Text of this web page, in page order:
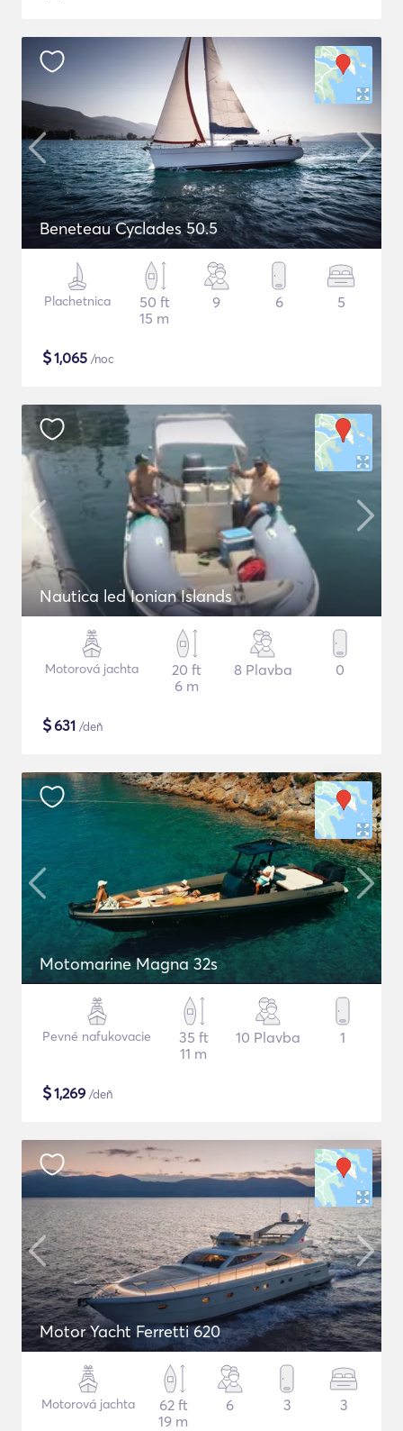
Beneteau Cyclades 50.5
Plachetnica
50 ft
15 m
9 6 5
$1,065 /noc
Nautica led Ionian Islands
Motorová jachta
20 ft
6 m
8 Plavba 0
$631 /deň
Motomarine Magna 32s
Pevné nafukovacie
35 ft
11 m
10 Plavba 1
$1,269 /deň
Motor Yacht Ferretti 620
Motorová jachta
62 ft
19 m
6 3 3